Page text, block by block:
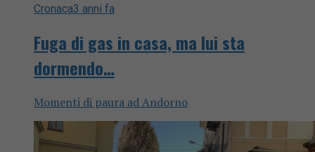
Cronaca3 anni fa
Fuga di gas in casa, ma lui sta
dormendo…
Momenti di paura ad Andorno